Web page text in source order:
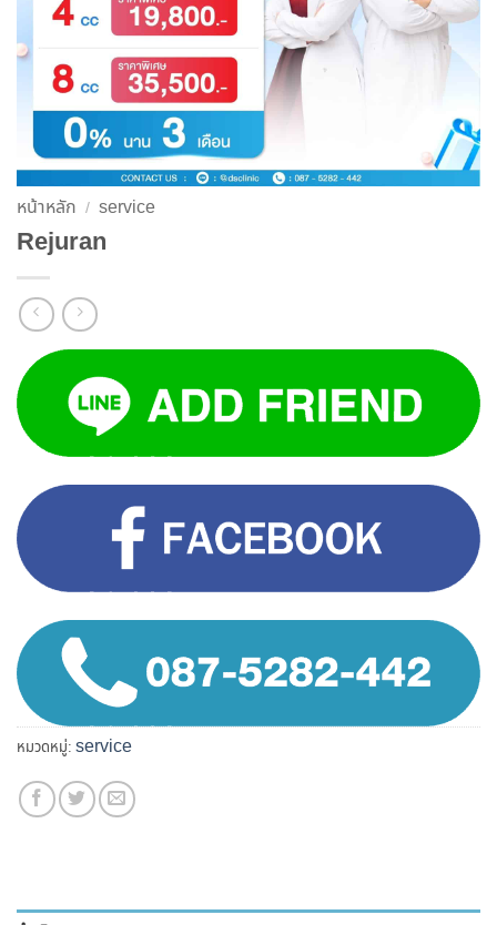
หน้าหลัก / service
Rejuran
หมวดหมู่: service